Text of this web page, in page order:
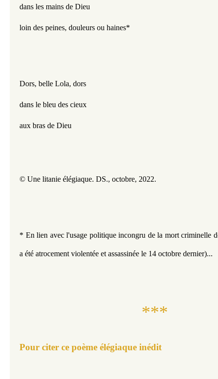
dans les mains de Dieu
loin des peines, douleurs ou haines*
Dors, belle Lola, dors
dans le bleu des cieux
aux bras de Dieu
© Une litanie élégiaque. DS., octobre, 2022.
* En lien avec l'usage politique incongru de la mort criminelle
a été atrocement violentée et assassinée le 14 octobre dernier)...
***
Pour citer ce poème élégiaque inédit​​​​​